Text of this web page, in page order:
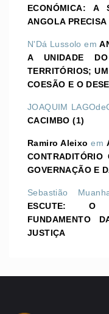
ECONÓMICA: A
ANGOLA PRECISA
N'Dá Lussolo em
A UNIDADE
TERRITÓRIOS;
COESÃO E O
JOAQUIM
CACIMBO (1)
Ramiro Aleixo em
GOVERNAÇÃO E
Sebastião
ESCUTE: O
FUNDAMENTO
JUSTIÇA